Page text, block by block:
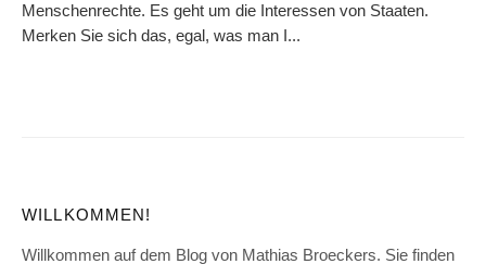
Menschenrechte. Es geht um die Interessen von Staaten.
Merken Sie sich das, egal, was man I...
WILLKOMMEN!
Willkommen auf dem Blog von Mathias Broeckers. Sie finden